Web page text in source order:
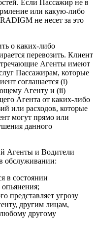
Если Пассажир не в
или какую-либо
не несет за это
о каких-либо
перевозить. Клиент
Агенты имеют
Пассажирам, которые
соглашается (i)
Агенту и (ii)
Агента от каких-либо
или расходов, которые
могут прямо или
данного
Агенты и Водители
обслуживании:
в состоянии
опьянения;
представляет угрозу
другим лицам,
другому